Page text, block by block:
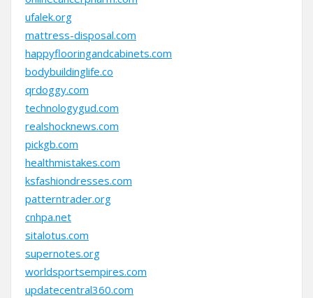
ufalek.org
mattress-disposal.com
happyflooringandcabinets.com
bodybuildinglife.co
qrdoggy.com
technologygud.com
realshocknews.com
pickgb.com
healthmistakes.com
ksfashiondresses.com
patterntrader.org
cnhpa.net
sitalotus.com
supernotes.org
worldsportsempires.com
updatecentral360.com